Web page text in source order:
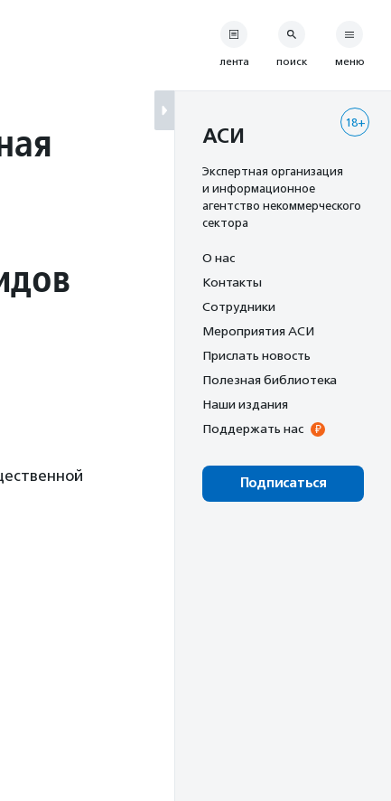
лента поиск меню
18+
АСИ
Экспертная организация
и информационное
агентство некоммерческого
сектора
О нас
Контакты
Сотрудники
Мероприятия АСИ
Прислать новость
Полезная библиотека
Наши издания
Поддержать нас
Подписаться